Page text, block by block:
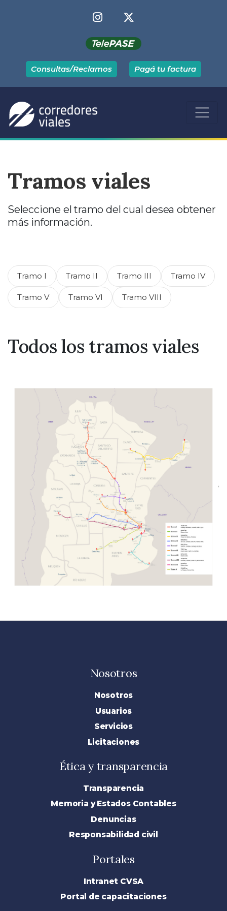
Consultas/Reclamos Pagá tu factura
Tramos viales
Seleccione el tramo del cual desea obtener
más información.
Tramo I Tramo II Tramo III Tramo IV
Tramo V Tramo VI Tramo VIII
Todos los tramos viales
Nosotros
Nosotros
Usuarios
Servicios
Licitaciones
Ética y transparencia
Transparencia
Memoria y Estados Contables
Denuncias
Responsabilidad civil
Portales
Intranet CVSA
Portal de capacitaciones